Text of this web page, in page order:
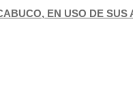
EN USO DE SUS